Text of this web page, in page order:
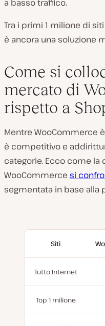
a basso traffico.
Tra i primi 1 milione di
è ancora una soluzione
Come si
mercato di
rispetto a
Mentre WooCommerce
è competitivo e
categorie. Ecco come
WooCommerce si
segmentata in base alla
Siti
Tutto Internet
Top 1 milione